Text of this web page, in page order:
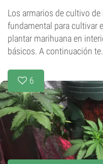
Los armarios de cultivo
fundamental para cultivar
plantar marihuana en
básicos. A continuación
6